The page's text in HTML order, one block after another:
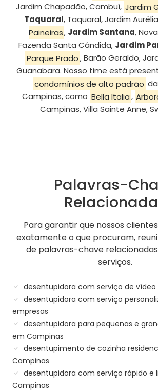
Jardim Chapadão, Cambuí, Jardim
Taquaral, Taquaral, Jardim
Paineiras, Jardim Santana,
Fazenda Santa Cândida, Jardim
Parque Prado, Barão Geraldo,
Guanabara. Nosso time está
condomínios de alto padrão
Campinas, como Bella Italia,
Campinas, Villa Sainte Anne,
Palavras-
Para garantir que nossos
exatamente o que procuram,
de palavras-chave
serviços.
desentupidora com serviço de vídeo
desentupidora com serviço
empresas
desentupidora para pequenas e
em Campinas
desentupimento de cozinha
Campinas
desentupidora com serviço rápido e
Campinas